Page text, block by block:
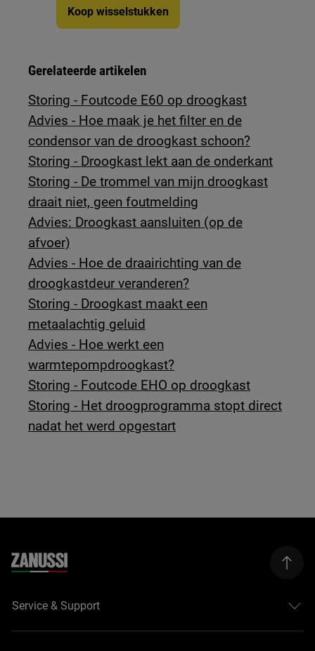
Koop wisselstukken
Gerelateerde artikelen
Storing - Foutcode E60 op droogkast
Advies - Hoe maak je het filter en de
condensor van de droogkast schoon?
Storing - Droogkast lekt aan de onderkant
Storing - De trommel van mijn droogkast
draait niet, geen foutmelding
Advies: Droogkast aansluiten (op de
afvoer)
Advies - Hoe de draairichting van de
droogkastdeur veranderen?
Storing - Droogkast maakt een
metaalachtig geluid
Advies - Hoe werkt een
warmtepompdroogkast?
Storing - Foutcode EHO op droogkast
Storing - Het droogprogramma stopt direct
nadat het werd opgestart
Service & Support